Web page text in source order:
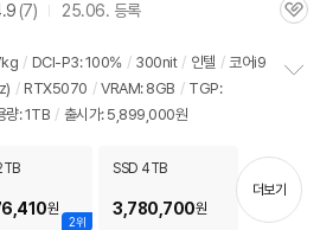
(상
리
뷰
7) 25.06. 등록
관
/ DCI-P3: 100% / 300nit / 인텔 / 코어i9
/ RTX5070 / VRAM: 8GB / TGP:
량: 1TB / 출시가: 5,899,000원
기
2위
원
SSD 4TB
3,780,700원
더보기